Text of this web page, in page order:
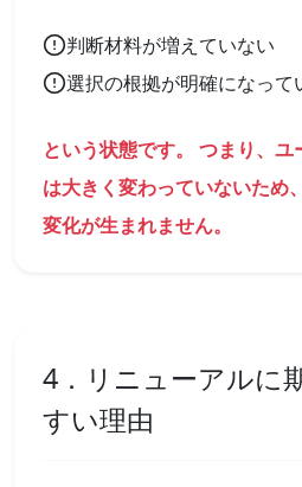
判断材料が増えていない
選択の根拠が明確になって
という状態です。 つまり、
は大きく変わっていないため
変化が生まれません。
4．リニューアルに
すい理由